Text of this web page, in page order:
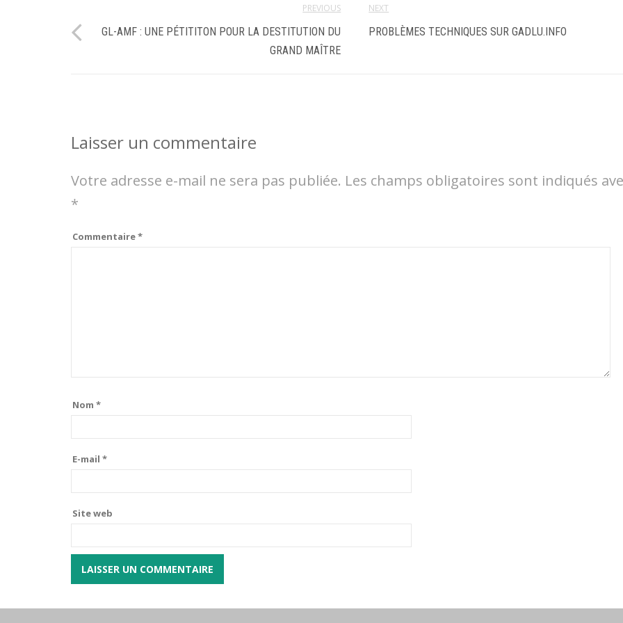
PREVIOUS
GL-AMF : UNE PÉTITITON POUR LA DESTITUTION DU
GRAND MAÎTRE
NEXT
PROBLÈMES TECHNIQUES SUR GADLU.INFO
Laisser un commentaire
Votre adresse e-mail ne sera pas publiée. Les champs obligatoires sont indiqués
*
Commentaire*
Nom *
E-mail *
Site web